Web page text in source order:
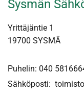
Sysmän
Yrittäjäntie 1
19700 SYSMÄ
Puhelin: 040
Sähköposti: